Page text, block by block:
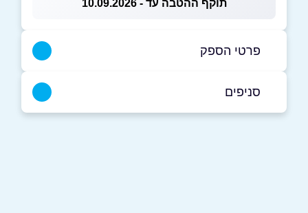
תוקף ההטבה עד - 10.09.2026
פרטי הספק
סניפים